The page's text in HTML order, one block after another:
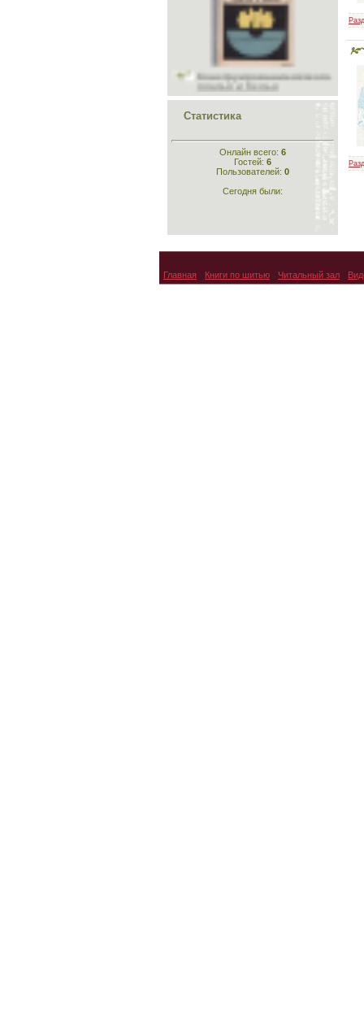
Конструирование лёгкого
платья и белья
Конструирование
одежды
Статистика
Онлайн всего: 6
Гостей: 6
Пользователей: 0
Сегодня были:
Главная Книги по шитью Читальный зал